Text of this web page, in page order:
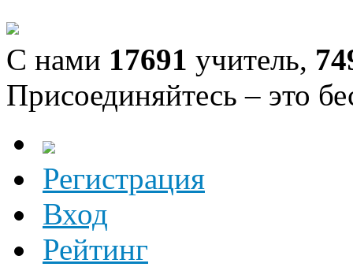
С нами 17691 учитель,
Присоединяйтесь – это
Регистрация
Вход
Рейтинг